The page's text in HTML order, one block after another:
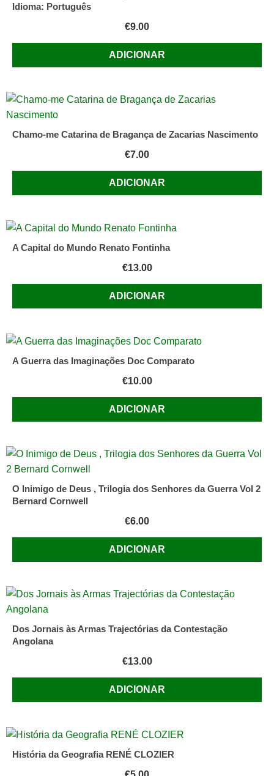
Idioma: Português
€9.00
ADICIONAR
Chamo-me Catarina de Bragança de Zacarias Nascimento
€7.00
ADICIONAR
A Capital do Mundo Renato Fontinha
€13.00
ADICIONAR
A Guerra das Imaginações Doc Comparato
€10.00
ADICIONAR
O Inimigo de Deus , Trilogia dos Senhores da Guerra Vol 2
Bernard Cornwell
€6.00
ADICIONAR
Dos Jornais às Armas Trajectórias da Contestação
Angolana
€13.00
ADICIONAR
História da Geografia RENÉ CLOZIER